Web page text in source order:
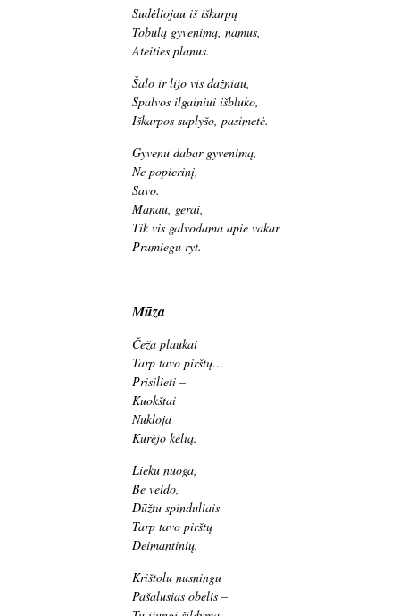
Sudėliojau iš iškarpų
Tobulą gyvenimą, namus,
Ateities planus.
Šalo ir lijo vis dažniau,
Spalvos ilgainiui išbluko,
Iškarpos suplyšo, pasimetė.
Gyvenu dabar gyvenimą,
Ne popierinį,
Savo.
Manau, gerai,
Tik vis galvodama apie vakar
Pramiegu ryt.
Mūza
Čeža plaukai
Tarp tavo pirštų…
Prisilieti –
Kuokštai
Nukloja
Kūrėjo kelią.
Lieku nuoga,
Be veido,
Dūžtu spinduliais
Tarp tavo pirštų
Deimantinių.
Krištolu nusningu
Pašalusias obelis –